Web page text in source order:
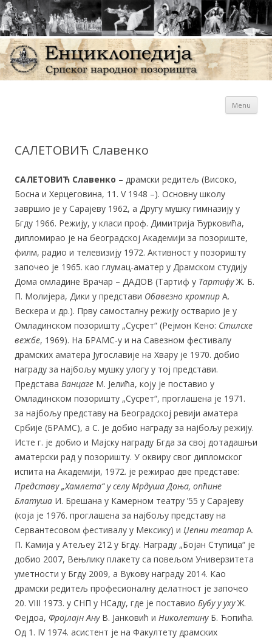
Енциклопедија СрпскогMenu
САЛЕТОВИЋ Славенко
САЛЕТОВИЋ Славенко – драмски редитељ (Високо,
Босна и Херцеговина, 11. V 1948 –). Основну школу
завршио је у Сарајеву 1962, а Другу мушку гимназију у
Бгду 1966. Режију, у класи проф. Димитрија Ђурковића,
дипломирао је на београдској Академији за позориште,
филм, радио и телевизију 1972. Активност у позоришту
започео је 1965. као глумац-аматер у Драмском студију
Дома омладине Врачар – ДАДОВ (Тартиф у ТартифуЖ. Б.
П. Молијера, Дики у представи Обавезно кромпир А.
Вескера и др.). Прву самосталну режију остварио је у
Омладинском позоришту „Сусрет“ (Рејмон Кено: Стилске
вежбе, 1969). На БРАМС-у и на Савезном фестивалу
драмских аматера Југославије на Хвару је 1970. добио
награду за најбољу мушку улогу у тој представи.
Представа Ванцаге М. Јелића, коју је поставио у
Омладинском позоришту „Сусрет“, проглашена је 1971.
за најбољу представу на Београдској ревији аматера
Србије (БРАМС), а С. је добио награду за најбољу режију.
Исте г. је добио и Мајску награду Бгда за свој дотадашњи
аматерски рад у позоришту. У оквиру свог дипломског
испита на Академији, 1972. је режирао две представе:
Представу „Хамлета“ у селу Мрдуша Доња, опћине
Блатуша И. Брешана у Камерном театру ’55 у Сарајеву
(која је 1976. проглашена за најбољу представу на
Сервантесовом фестивалу у Мексику) и Џепни театар А.
П. Камија у Атељеу 212 у Бгду. Награду „Бојан Ступица“ је
добио 2007, Вењлику плакету са повељом Универзитета
уметности у Бгду 2009, а Вукову награду 2014. Као
драмски редитељ професионалну делатност је започео
20. VIII 1973. у СНП у НСаду, где је поставио Бубу у ухуЖ.
Фејдоа, Фројлајн АнуВ. Јанковић и НиколетинуБ. Ћопића.
Од 1. IV 1974. асистент је на Факултету драмских